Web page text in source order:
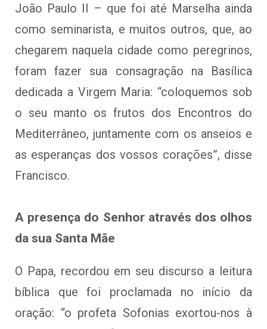
João Paulo II – que foi até Marselha ainda
como seminarista, e muitos outros, que, ao
chegarem naquela cidade como peregrinos,
foram fazer sua consagração na Basílica
dedicada a Virgem Maria: “coloquemos sob
o seu manto os frutos dos Encontros do
Mediterrâneo, juntamente com os anseios e
as esperanças dos vossos corações”, disse
Francisco.
A presença do Senhor através dos olhos
da sua Santa Mãe
O Papa, recordou em seu discurso a leitura
bíblica que foi proclamada no início da
oração: “o profeta Sofonias exortou-nos à